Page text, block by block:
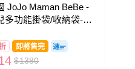
JoJo Maman BeBe -
多功能掛袋/收納袋-優
即將售完
$1380